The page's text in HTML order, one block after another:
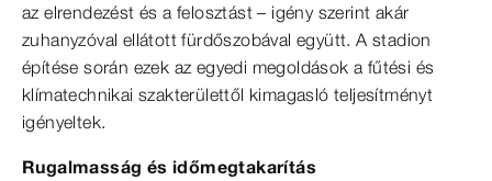
az elrendezést és a felosztást – igény szerint akár
zuhanyzóval ellátott fürdőszobával együtt. A stadion
építése során ezek az egyedi megoldások a fűtési és
klímatechnikai szakterülettől kimagasló teljesítményt
igényeltek.
Rugalmasság és időmegtakarítás